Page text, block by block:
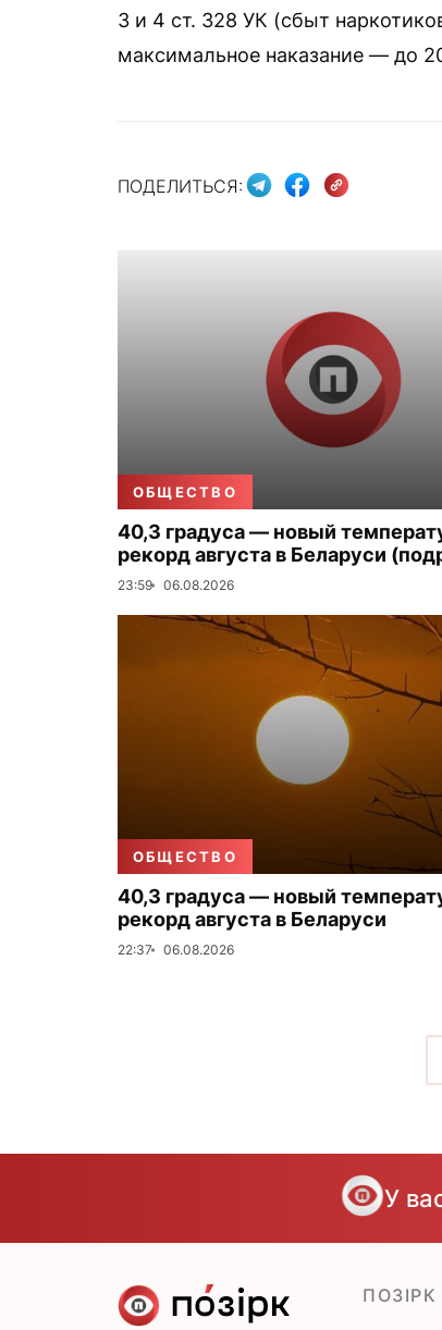
3 и 4 ст. 328 УК (сбыт
максимальное наказание — до
ПОДЕЛИТЬСЯ:
ОБЩЕСТВО
40,3 градуса — новый
рекорд августа в Беларуси
23:59 06.08.2026
ОБЩЕСТВО
40,3 градуса — новый
рекорд августа в Беларуси
22:37 06.08.2026
У
ПОЗІРК